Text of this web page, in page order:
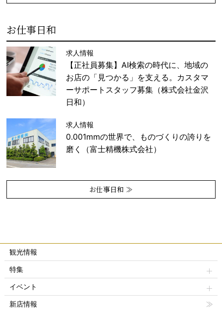
お仕事日和
求人情報
【正社員募集】AI検索の時代に、地域の
お店の「見つかる」を支える。カスタマ
ーサポートスタッフ募集（株式会社金沢
日和）
求人情報
0.001mmの世界で、ものづくりの誇りを
磨く（富士精機株式会社）
お仕事日和 ≫
観光情報
特集
イベント
新店情報